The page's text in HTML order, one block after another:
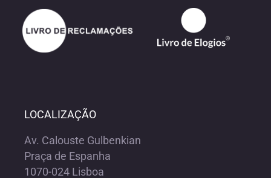
LOCALIZAÇÃO
Av. Calouste Gulbenkian
Praça de Espanha
1070-024 Lisboa